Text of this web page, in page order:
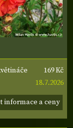
169 Kč
18.7.2026
informace a ceny